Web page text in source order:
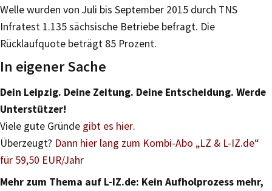
Welle wurden von Juli bis September 2015 durch TNS
Infratest 1.135 sächsische Betriebe befragt. Die
Rücklaufquote beträgt 85 Prozent.
In eigener Sache
Dein Leipzig. Deine Zeitung. Deine Entscheidung. Werde
Unterstützer!
Viele gute Gründe gibt es hier.
Überzeugt? Dann hier lang zum Kombi-Abo „LZ & L-IZ.de“
für 59,50 EUR/Jahr
Mehr zum Thema auf L-IZ.de: Kein Aufholprozess mehr,